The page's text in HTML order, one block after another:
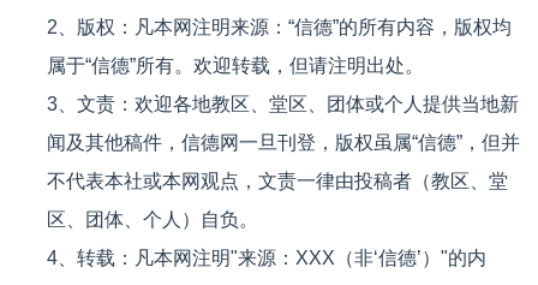
2、版权：凡本网注明来源：“信德”的所有内容，版权均
属于“信德”所有。欢迎转载，但请注明出处。
3、文责：欢迎各地教区、堂区、团体或个人提供当地新
闻及其他稿件，信德网一旦刊登，版权虽属“信德”，但并
不代表本社或本网观点，文责一律由投稿者（教区、堂
区、团体、个人）自负。
4、转载：凡本网注明"来源：XXX（非‘信德’）"的内